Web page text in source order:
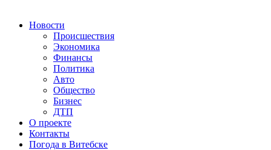
Новости
Происшествия
Экономика
Финансы
Политика
Авто
Общество
Бизнес
ДТП
О проекте
Контакты
Погода в Витебске